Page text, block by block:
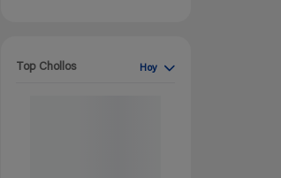
Top Chollos Hoy